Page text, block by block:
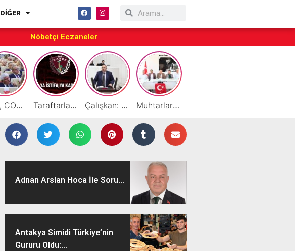
DİĞER
Nöbetçi Eczaneler
MKÜ, COP31 Hazırlık Sürecinde Bilim Diplomasisine Katkı Sunacak Taraftarlar Sessizlik değil ÇÖZÜM istiyor Çalışkan: “Gazze Elden Gidiyor, Garantörler Daha Ne Bekliyor?” Muhtarlardan HATSO’ya Ziyaret
Adnan Arslan Hoca İle Soru...
Antakya Simidi Türkiye’nin
Gururu Oldu:...